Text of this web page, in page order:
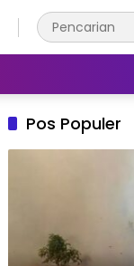
Pos Populer